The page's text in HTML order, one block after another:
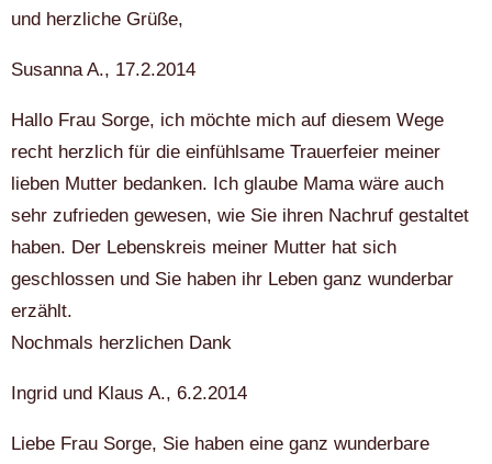
und herzliche Grüße,
Susanna A., 17.2.2014
Hallo Frau Sorge, ich möchte mich auf diesem Wege
recht herzlich für die einfühlsame Trauerfeier meiner
lieben Mutter bedanken. Ich glaube Mama wäre auch
sehr zufrieden gewesen, wie Sie ihren Nachruf gestaltet
haben. Der Lebenskreis meiner Mutter hat sich
geschlossen und Sie haben ihr Leben ganz wunderbar
erzählt.
Nochmals herzlichen Dank
Ingrid und Klaus A., 6.2.2014
Liebe Frau Sorge, Sie haben eine ganz wunderbare